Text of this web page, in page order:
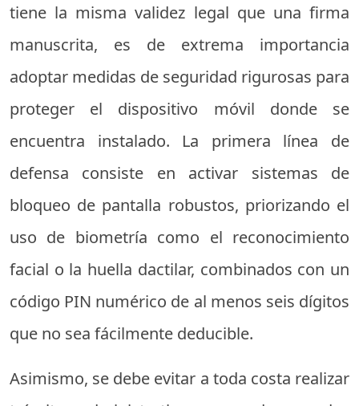
tiene la misma validez legal que una firma
manuscrita, es de extrema importancia
adoptar medidas de seguridad rigurosas para
proteger el dispositivo móvil donde se
encuentra instalado. La primera línea de
defensa consiste en activar sistemas de
bloqueo de pantalla robustos, priorizando el
uso de biometría como el reconocimiento
facial o la huella dactilar, combinados con un
código PIN numérico de al menos seis dígitos
que no sea fácilmente deducible.
Asimismo, se debe evitar a toda costa realizar